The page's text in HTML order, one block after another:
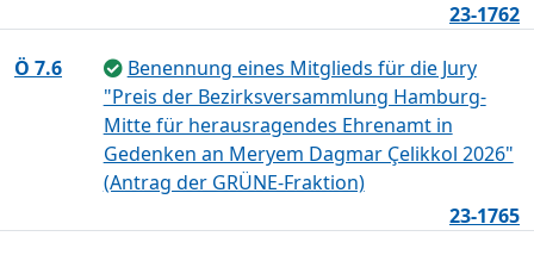
23-1762
Ö 7.6
Benennung eines Mitglieds für die Jury
"Preis der Bezirksversammlung Hamburg-
Mitte für herausragendes Ehrenamt in
Gedenken an Meryem Dagmar Çelikkol 2026"
(Antrag der GRÜNE-Fraktion)
23-1765